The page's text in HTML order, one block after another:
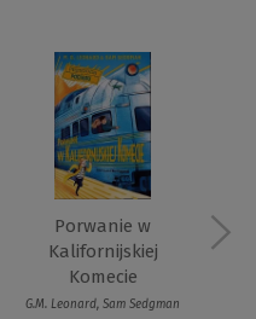
Porwanie w
Kalifornijskiej
Komecie
G.M. Leonard, Sam Sedgman